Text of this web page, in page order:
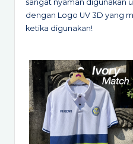
sangat nyaman digunakan
dengan Logo UV 3D yang
ketika digunakan!